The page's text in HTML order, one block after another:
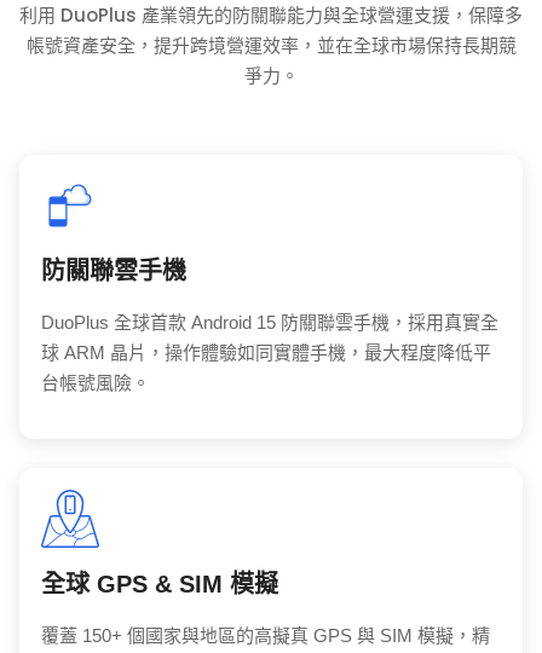
利用 DuoPlus 產業領先的防關聯能力與全球營運支援，保障多
帳號資產安全，提升跨境營運效率，並在全球市場保持長期競
爭力。
防關聯雲手機
DuoPlus 全球首款 Android 15 防關聯雲手機，採用真實全
球 ARM 晶片，操作體驗如同實體手機，最大程度降低平
台帳號風險。
全球 GPS & SIM 模擬
覆蓋 150+ 個國家與地區的高擬真 GPS 與 SIM 模擬，精